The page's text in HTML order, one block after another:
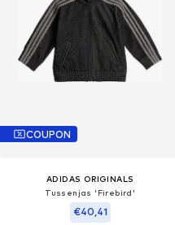
COUPON
ADIDAS ORIGINALS
Tussenjas 'Firebird'
€40,41